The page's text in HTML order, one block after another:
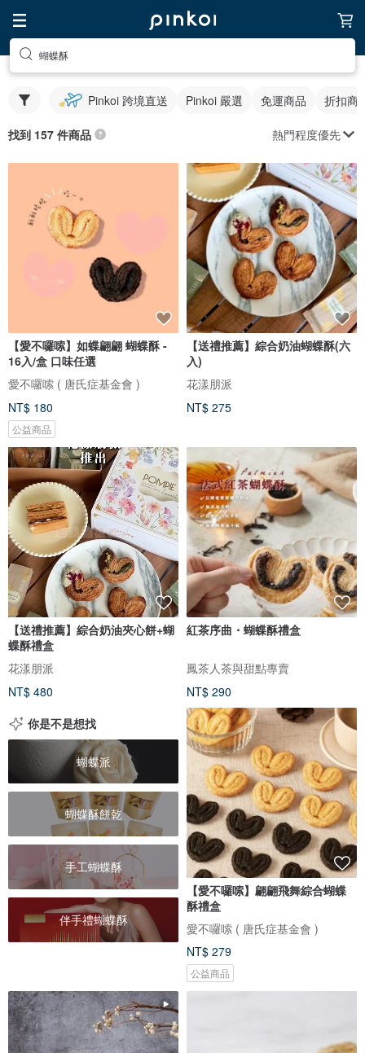
蝴蝶酥
Pinkoi 跨境直送 Pinkoi 嚴選 免運商品 折扣商
找到 157 件商品 熱門程度優先
【愛不囉嗦】如蝶翩翩 蝴蝶酥 -
16入/盒 口味任選
愛不囉嗦 ( 唐氏症基金會 )
NT$ 180
公益商品
【送禮推薦】綜合奶油蝴蝶酥(六
入)
花漾朋派
NT$ 275
【送禮推薦】綜合奶油夾心餅+蝴
蝶酥禮盒
花漾朋派
NT$ 480
紅茶序曲・蝴蝶酥禮盒
鳳茶人茶與甜點專賣
NT$ 290
你是不是想找
蝴蝶派
蝴蝶酥餅乾
手工蝴蝶酥
伴手禮蝴蝶酥
【愛不囉嗦】翩翩飛舞綜合蝴蝶
酥禮盒
愛不囉嗦 ( 唐氏症基金會 )
NT$ 279
公益商品